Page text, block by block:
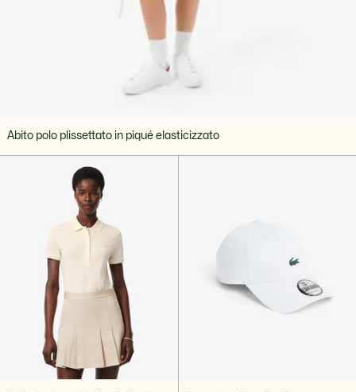
Abito polo plissettato in piqué elasticizzato